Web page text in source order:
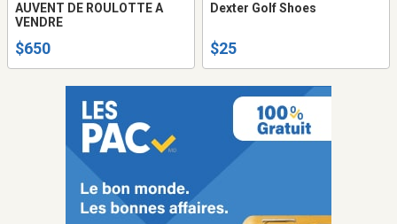
AUVENT DE ROULOTTE A
VENDRE
$650
Dexter Golf Shoes
$25